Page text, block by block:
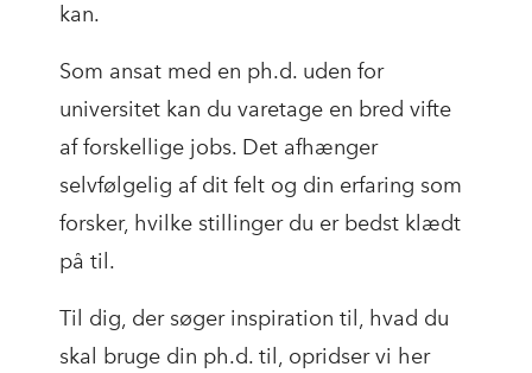
kan.
Som ansat med en ph.d. uden for
universitet kan du varetage en bred vifte
af forskellige jobs. Det afhænger
selvfølgelig af dit felt og din erfaring som
forsker, hvilke stillinger du er bedst klædt
på til.
Til dig, der søger inspiration til, hvad du
skal bruge din ph.d. til, opridser vi her